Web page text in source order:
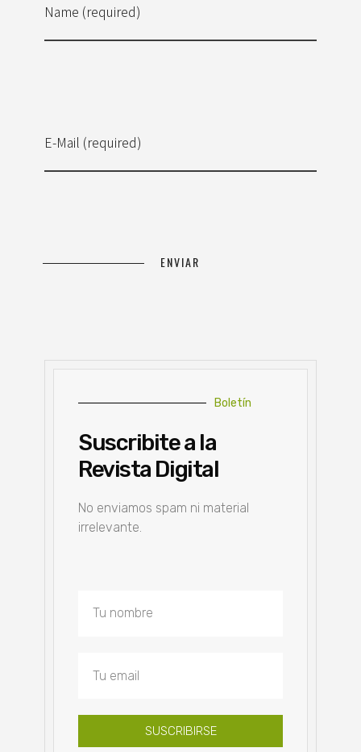
Name (required)
E-Mail (required)
Boletín
Suscribite a la
Revista Digital
No enviamos spam ni material
irrelevante.
SUSCRIBIRSE